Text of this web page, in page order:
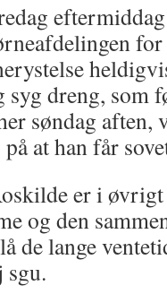
syg dreng, som
søndag aften,
at han får
er i
og den
de lange
sgu.